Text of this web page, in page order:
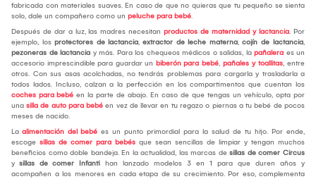
fabricada con materiales suaves. En caso de que no quieras que tu pequeño se sienta
solo, dale un compañero como un peluche para bebé.
Después de dar a luz, las madres necesitan productos de maternidad y lactancia. Por
ejemplo, los protectores de lactancia, extractor de leche materna, cojín de lactancia,
pezoneras de lactancia y más. Para los chequeos médicos o salidas, la pañalera es un
accesorio imprescindible para guardar un biberón para bebé, pañales y toallitas, entre
otros. Con sus asas acolchadas, no tendrás problemas para cargarla y trasladarla a
todos lados. Incluso, calzan a la perfección en los compartimentos que cuentan los
coches para bebé en la parte de abajo. En caso de que tengas un vehículo, opta por
una silla de auto para bebé en vez de llevar en tu regazo o piernas a tu bebé de pocos
meses de nacido.
La alimentación del bebé es un punto primordial para la salud de tu hijo. Por ende,
escoge sillas de comer para bebés que sean sencillas de limpiar y tengan muchos
beneficios como doble bandeja. En la actualidad, las marcas de sillas de comer Circus
y sillas de comer Infanti han lanzado modelos 3 en 1 para que duren años y
acompañen a los menores en cada etapa de su crecimiento. Por eso, complementa